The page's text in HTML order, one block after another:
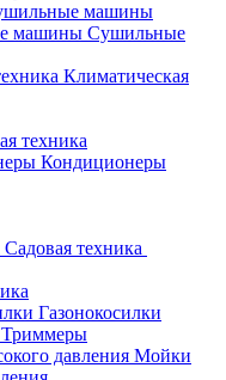
машины
Сушильные
Климатическая
техника
Кондиционеры
Садовая техника
Газонокосилки
Триммеры
Мойки